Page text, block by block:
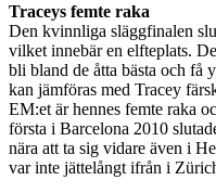
Traceys femte raka
Den kvinnliga släggfinalen
vilket innebär en elfteplats.
bli bland de åtta bästa och få
kan jämföras med Tracey
EM:et är hennes femte raka
första i Barcelona 2010
nära att ta sig vidare även i
var inte jättelångt ifrån i